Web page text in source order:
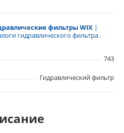
фильтры WIX |
гидравлического фильтра.
743
Гидравлический фильтр